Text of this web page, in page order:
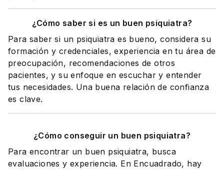
¿Cómo saber si es un buen psiquiatra?
Para saber si un psiquiatra es bueno, considera su
formación y credenciales, experiencia en tu área de
preocupación, recomendaciones de otros
pacientes, y su enfoque en escuchar y entender
tus necesidades. Una buena relación de confianza
es clave.
¿Cómo conseguir un buen psiquiatra?
Para encontrar un buen psiquiatra, busca
evaluaciones y experiencia. En Encuadrado, hay